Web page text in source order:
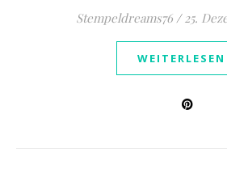
Stempeldreams76 / 25.
WEITERLESEN